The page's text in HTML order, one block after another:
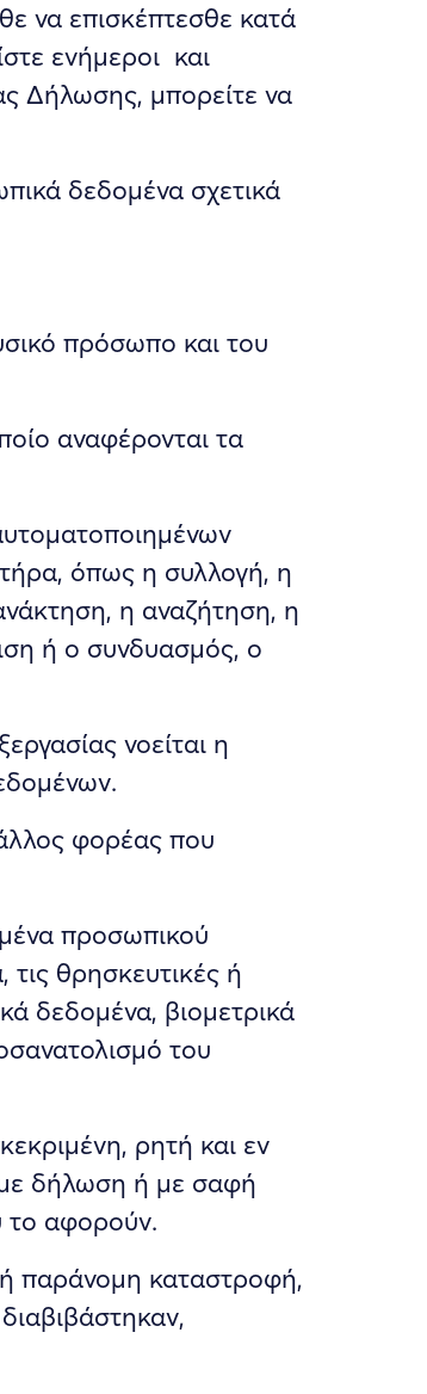
να επισκέπτεσθε κατά
ενήμεροι και
Δήλωσης, μπορείτε να
δεδομένα σχετικά
πρόσωπο και του
αναφέρονται τα
όπως η συλλογή, η
η αναζήτηση, η
ή ο συνδυασμός, ο
νοείται η
φορέας που
προσωπικού
θρησκευτικές ή
δεδομένα, βιομετρικά
του
ρητή και εν
με δήλωση ή με σαφή
το αφορούν.
παράνομη καταστροφή,